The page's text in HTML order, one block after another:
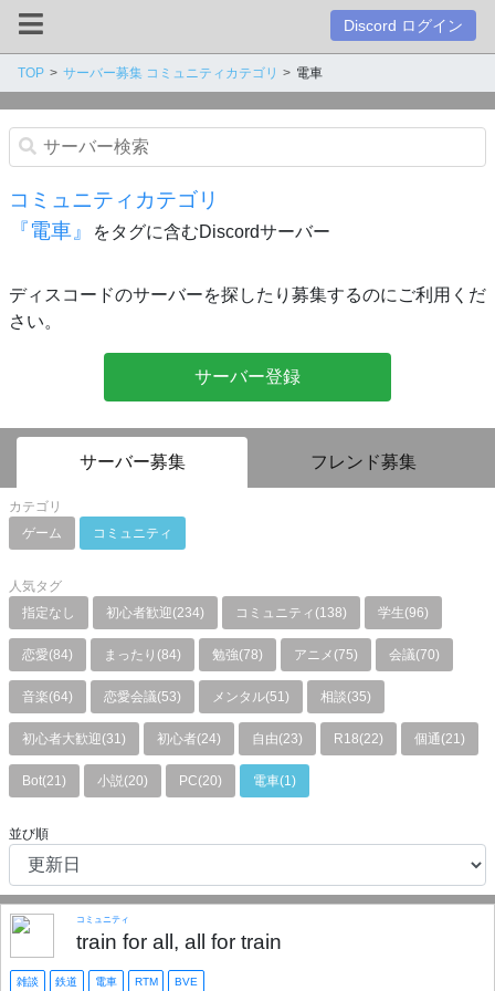
Discord ログイン
TOP サーバー募集 コミュニティカテゴリ 電車
コミュニティカテゴリ
『電車』
をタグに含むDiscordサーバー
ディスコードのサーバーを探したり募集するのにご利用くだ
さい。
サーバー登録
サーバー募集 フレンド募集
カテゴリ
ゲーム
コミュニティ
人気タグ
指定なし
初心者歓迎(234) コミュニティ(138) 学生(96)
恋愛(84) まったり(84) 勉強(78) アニメ(75) 会議(70)
音楽(64) 恋愛会議(53) メンタル(51) 相談(35)
初心者大歓迎(31) 初心者(24) 自由(23) R18(22) 個通(21)
Bot(21) 小説(20) PC(20) 電車(1)
並び順
コミュニティ
train for all, all for train
雑談 鉄道 電車 RTM BVE